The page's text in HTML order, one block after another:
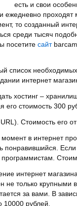
есть и свои
ежедневно
то созданный
среди тысяч
посетите сайт
список
интернет
хостинг –
его стоимость 300
Стоимость его от
в интернет
понравившийся.
интернет
не только крупными
за вами. В
10000 рублей.